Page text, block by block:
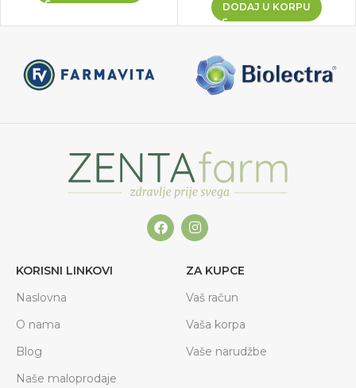
DODAJ U KORPU
KORISNI LINKOVI
Naslovna
O nama
Blog
Naše maloprodaje
ZA KUPCE
Vaš račun
Vaša korpa
Vaše narudžbe